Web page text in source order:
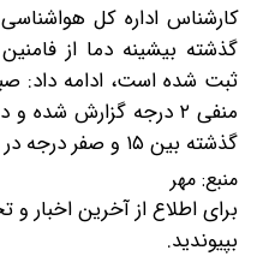
کارشناس اداره کل
ثبت شده است، ادامه داد:
گذشته بین ۱۵ و صفر درجه در نوسان بوده است.
منبع: مهر
برای اطلاع از آخرین اخبار
بپیوندید.